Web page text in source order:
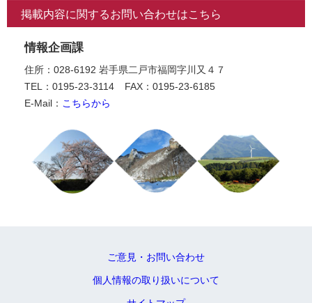
掲載内容に関するお問い合わせはこちら
情報企画課
住所：028-6192 岩手県二戸市福岡字川又４７
TEL：0195-23-3114
FAX：0195-23-6185
E-Mail： こちらから
ご意見・お問い合わせ
個人情報の取り扱いについて